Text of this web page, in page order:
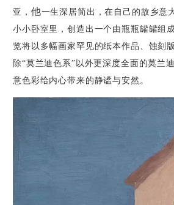
亚， 他一生深居简出，在自己的故乡意
小小卧室里，创造出一个由瓶瓶罐罐组
览将以 多幅画家罕见的纸本作品、蚀刻
除“莫兰迪色系”以外更深度全面的莫兰
意色彩给内心带来的静谧与安然。